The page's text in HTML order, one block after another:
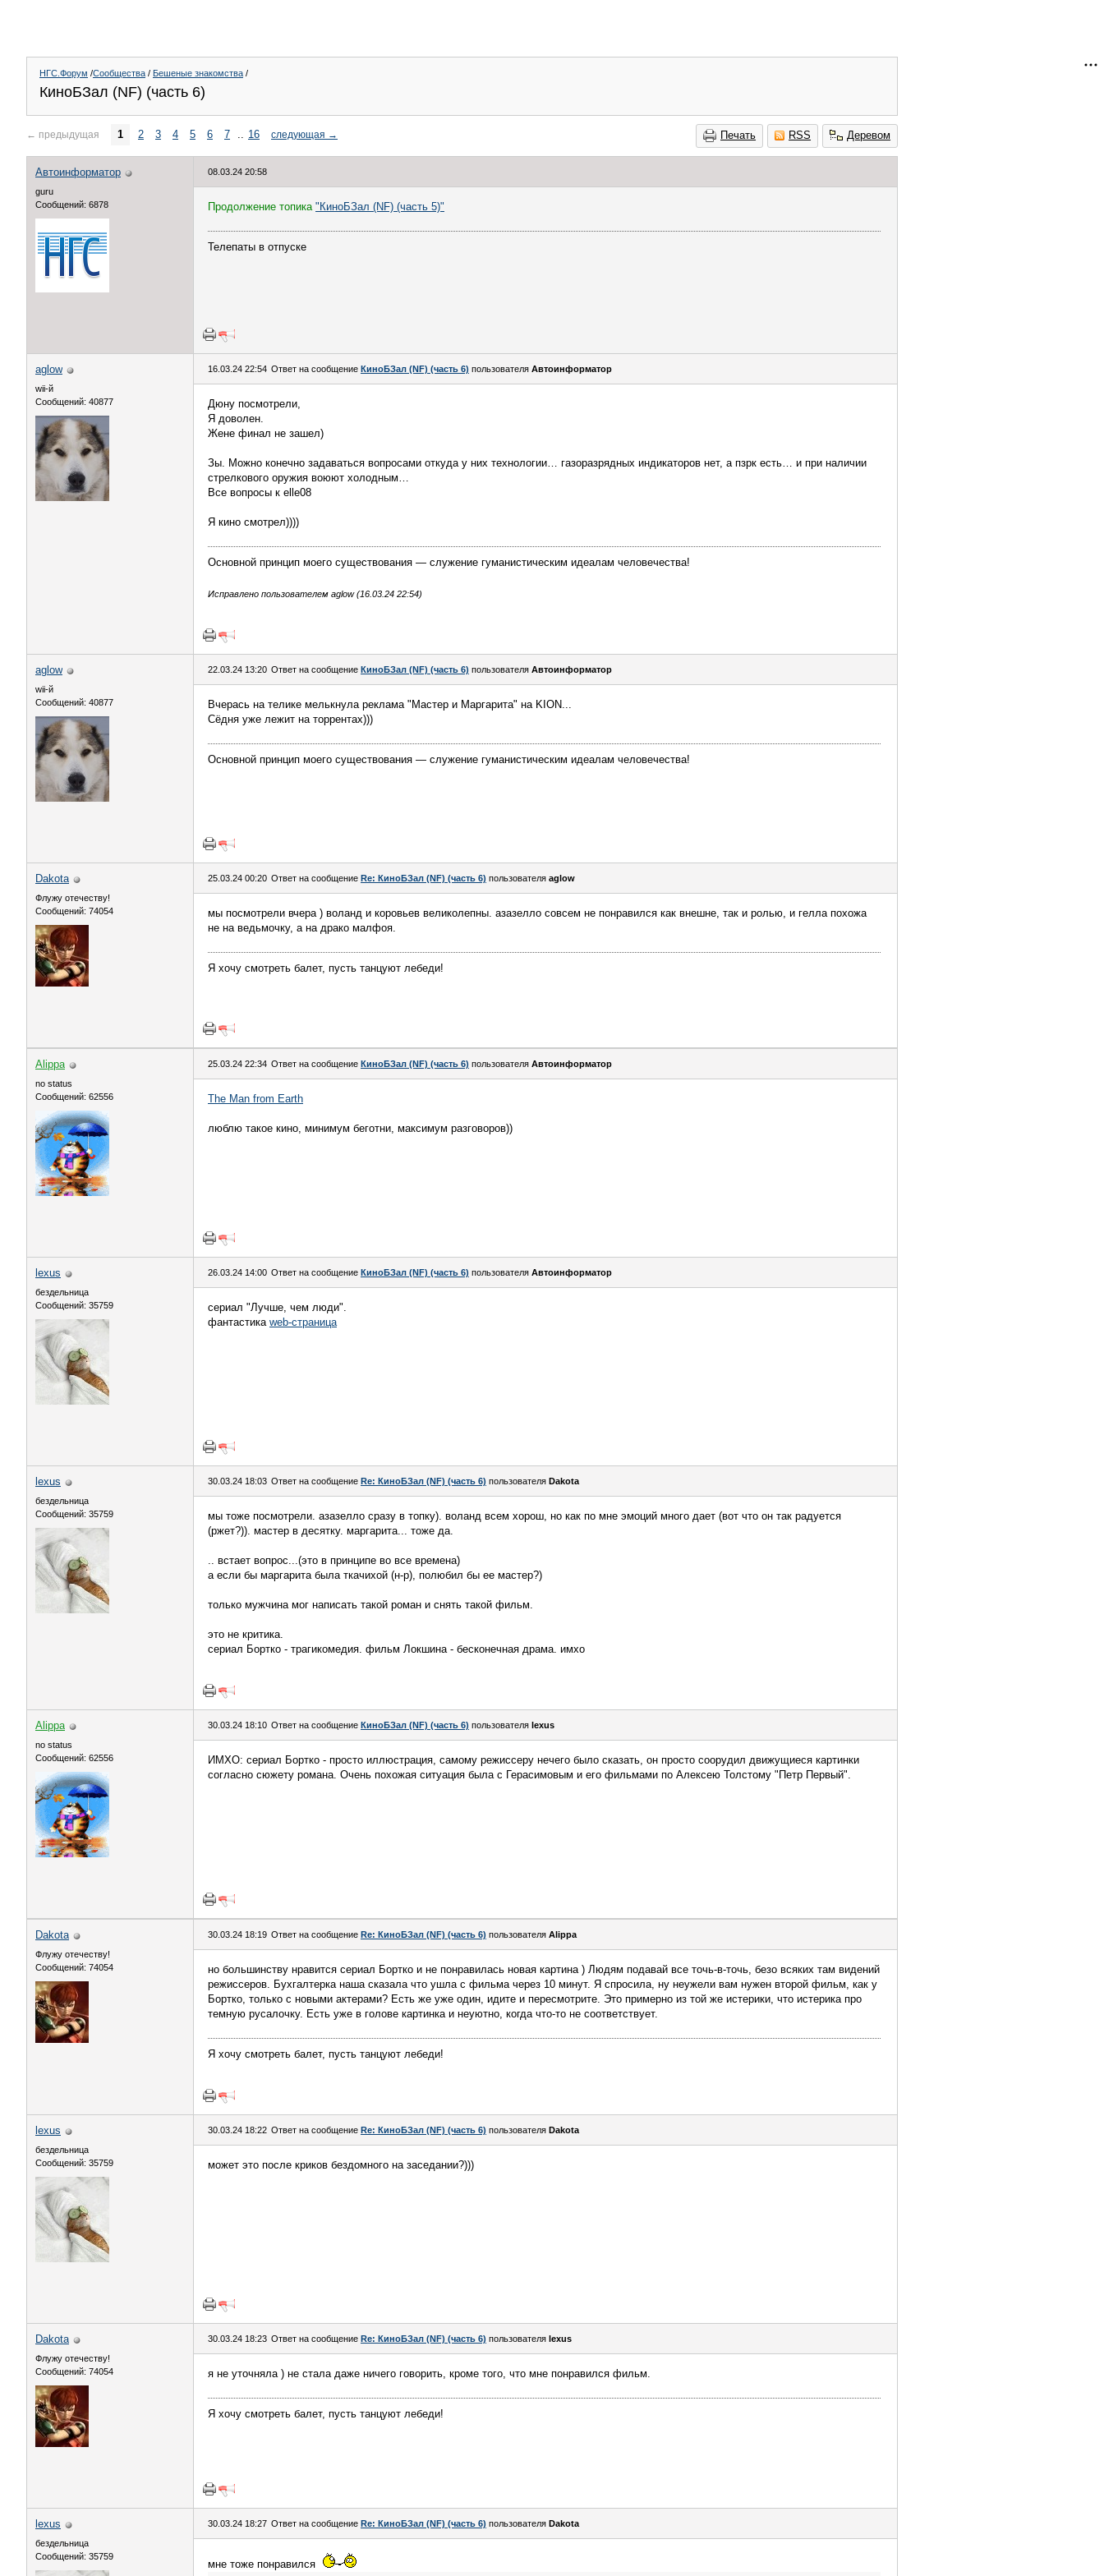
НГС.Форум /Сообщества / Бешеные знакомства /
КиноБЗал (NF) (часть 6)
Печать RSS Деревом
← предыдущая 1 2 3 4 5 6 7 .. 16 следующая →
Автоинформатор
guru
Сообщений: 6878
08.03.24 20:58
Продолжение топика "КиноБЗал (NF) (часть 5)"
Телепаты в отпуске
aglow
wii-й
Сообщений: 40877
16.03.24 22:54 Ответ на сообщение КиноБЗал (NF) (часть 6) пользователя Автоинформатор
Дюну посмотрели,
Я доволен.
Жене финал не зашел)
Зы. Можно конечно задаваться вопросами откуда у них технологии… газоразрядных индикаторов нет, а пзрк есть… и при наличии
стрелкового оружия воюют холодным…
Все вопросы к elle08
Я кино смотрел))))
Основной принцип моего существования — служение гуманистическим идеалам человечества!
Исправлено пользователем aglow (16.03.24 22:54)
aglow
wii-й
Сообщений: 40877
22.03.24 13:20 Ответ на сообщение КиноБЗал (NF) (часть 6) пользователя Автоинформатор
Вчерась на телике мелькнула реклама "Мастер и Маргарита" на KION...
Сёдня уже лежит на торрентах)))
Основной принцип моего существования — служение гуманистическим идеалам человечества!
Dаkota
Флужу отечеству!
Сообщений: 74054
25.03.24 00:20 Ответ на сообщение Re: КиноБЗал (NF) (часть 6) пользователя aglow
мы посмотрели вчера ) воланд и коровьев великолепны. азазелло совсем не понравился как внешне, так и ролью, и гелла похожа
не на ведьмочку, а на драко малфоя.
Я хочу смотреть балет, пусть танцуют лебеди!
Alippa
no status
Сообщений: 62556
25.03.24 22:34 Ответ на сообщение КиноБЗал (NF) (часть 6) пользователя Автоинформатор
The Man from Earth
люблю такое кино, минимум беготни, максимум разговоров))
lexus
бездельница
Сообщений: 35759
26.03.24 14:00 Ответ на сообщение КиноБЗал (NF) (часть 6) пользователя Автоинформатор
сериал "Лучше, чем люди".
фантастика web-страница
lexus
бездельница
Сообщений: 35759
30.03.24 18:03 Ответ на сообщение Re: КиноБЗал (NF) (часть 6) пользователя Dаkota
мы тоже посмотрели. азазелло сразу в топку). воланд всем хорош, но как по мне эмоций много дает (вот что он так радуется
(ржет?)). мастер в десятку. маргарита... тоже да.
.. встает вопрос...(это в принципе во все времена)
а если бы маргарита была ткачихой (н-р), полюбил бы ее мастер?)
только мужчина мог написать такой роман и снять такой фильм.
это не критика.
сериал Бортко - трагикомедия. фильм Локшина - бесконечная драма. имхо
Alippa
no status
Сообщений: 62556
30.03.24 18:10 Ответ на сообщение КиноБЗал (NF) (часть 6) пользователя lexus
ИМХО: сериал Бортко - просто иллюстрация, самому режиссеру нечего было сказать, он просто соорудил движущиеся картинки
согласно сюжету романа. Очень похожая ситуация была с Герасимовым и его фильмами по Алексею Толстому "Петр Первый".
Dаkota
Флужу отечеству!
Сообщений: 74054
30.03.24 18:19 Ответ на сообщение Re: КиноБЗал (NF) (часть 6) пользователя Alippa
но большинству нравится сериал Бортко и не понравилась новая картина ) Людям подавай все точь-в-точь, безо всяких там видений
режиссеров. Бухгалтерка наша сказала что ушла с фильма через 10 минут. Я спросила, ну неужели вам нужен второй фильм, как у
Бортко, только с новыми актерами? Есть же уже один, идите и пересмотрите. Это примерно из той же истерики, что истерика про
темную русалочку. Есть уже в голове картинка и неуютно, когда что-то не соответствует.
Я хочу смотреть балет, пусть танцуют лебеди!
lexus
бездельница
Сообщений: 35759
30.03.24 18:22 Ответ на сообщение Re: КиноБЗал (NF) (часть 6) пользователя Dаkota
может это после криков бездомного на заседании?)))
Dаkota
Флужу отечеству!
Сообщений: 74054
30.03.24 18:23 Ответ на сообщение Re: КиноБЗал (NF) (часть 6) пользователя lexus
я не уточняла ) не стала даже ничего говорить, кроме того, что мне понравился фильм.
Я хочу смотреть балет, пусть танцуют лебеди!
lexus
бездельница
Сообщений: 35759
30.03.24 18:27 Ответ на сообщение Re: КиноБЗал (NF) (часть 6) пользователя Dаkota
мне тоже понравился